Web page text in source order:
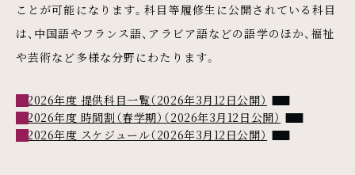
ことが可能になります。科目等履修生に公開されている科目
は、中国語やフランス語、アラビア語などの語学のほか、福祉
や芸術など多様な分野にわたります。
2026年度 提供科目一覧（2026年3月12日公開） PDFファイル
2026年度 時間割（春学期）（2026年3月12日公開） PDFファイル
2026年度 スケジュール（2026年3月12日公開） PDFファイル